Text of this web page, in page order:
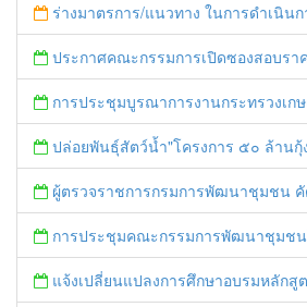
ร่างมาตรการ/แนวทาง ในการดำเนินการประกอบการตรวจราชการแบบบูรณ
ประกาศคณะกรรมการเปิดซองสอบรา
การประชุมบูรณาการงานกระทรวงเกษตรและสหกรณ์สู่การปฏิบัติในระดับพื้นที่
ปล่อยพันธุ์สัตว์น้ำ"โครงการ ๕๐ ล้านกุ้ง/ปลา ฟื้นชีวิตใหม่ให้เจ้
ผู้ตรวจราชการกรมการพัฒนาชุมชน คัดเลือกข้าราชการและลูกจ้างดีเด่น และหน่วยงานพัฒนาชุมชนใสสะอาด ประจำ
การประชุมคณะกรรมการพัฒนาชุมชนในพื้นที่รอบโรงไฟฟ้า (คพรฟ.) ครั้งที่ 2/2558 กองทุนพัฒนาไฟฟ้าบริษัท โรจนะ
แจ้งเปลี่ยนแปลงการศึกษาอบรมหลักสูตรประกาศนียบัตรธรรมาภิบาลของผู้บริหาร